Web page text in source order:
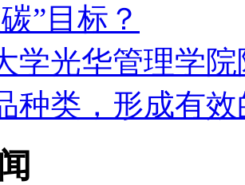
”目标？
学光华管理学
种类，形成有